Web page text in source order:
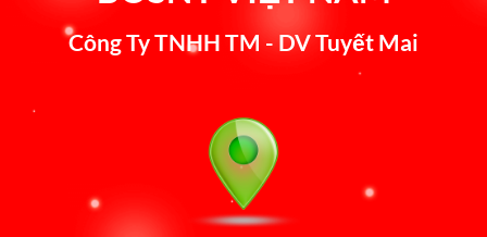
Công Ty TNHH TM - DV Tuyết Mai